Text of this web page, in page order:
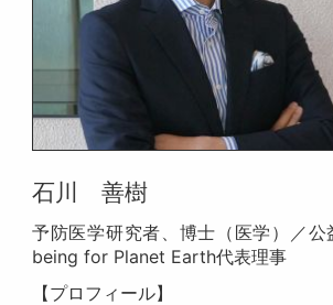
石川 善樹
予防医学研究者、博士（医学）／
being for Planet Earth代表理事
【プロフィール】